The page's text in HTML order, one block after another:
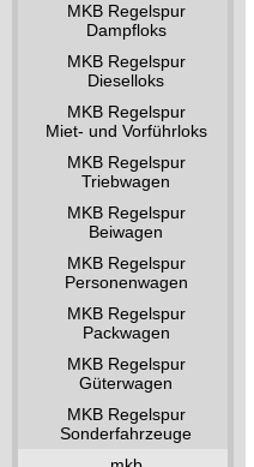
MKB Regelspur
Dampfloks
MKB Regelspur
Dieselloks
MKB Regelspur
Miet- und Vorführloks
MKB Regelspur
Triebwagen
MKB Regelspur
Beiwagen
MKB Regelspur
Personenwagen
MKB Regelspur
Packwagen
MKB Regelspur
Güterwagen
MKB Regelspur
Sonderfahrzeuge